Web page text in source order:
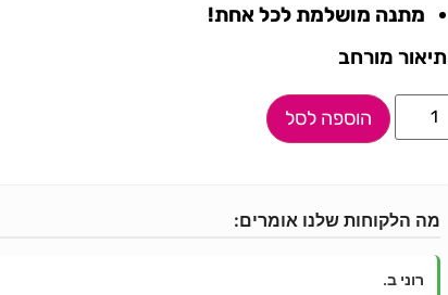
מתנה מושלמת לכל אחת!
תיאור מורחב
הוספה לסל
מה הלקוחות שלנו אומרים:
רוני ב.